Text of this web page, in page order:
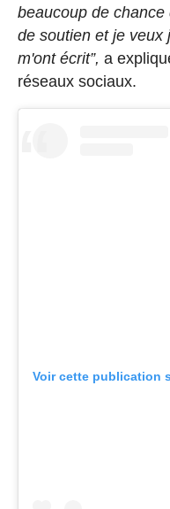
beaucoup de
de soutien et je veux
m'ont écrit”, a
réseaux sociaux.
Voir cette publication